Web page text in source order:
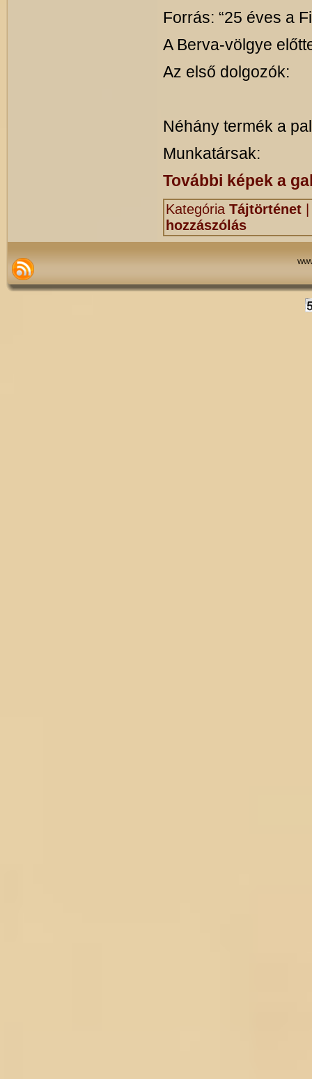
Forrás: “25 éves a
A Berva-völgye
Az első dolgozók:
Néhány termék a
Munkatársak:
További képek a
Kategória Tájtörténet
hozzászólás